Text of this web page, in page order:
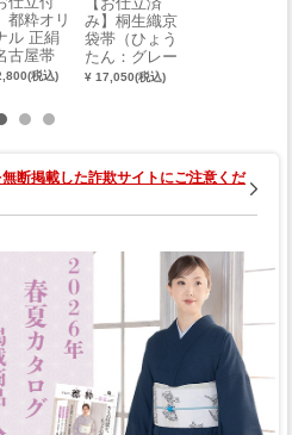
都粋オリ
ル 正絹
古屋帯
取霞文：
税込)
み】桐生織京
袋帯（ひょう
たん：グレー
ベージュ） 0
¥ 17,050(税込)
断掲載した詐欺サイトにご注意くだ